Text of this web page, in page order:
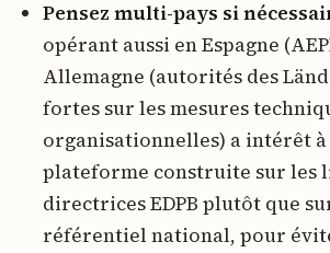
Pensez multi-pays si
opérant aussi en Espagne
Allemagne (autorités des
fortes sur les mesures
organisationnelles) a intérêt
plateforme construite sur les
directrices EDPB plutôt que
référentiel national, pour